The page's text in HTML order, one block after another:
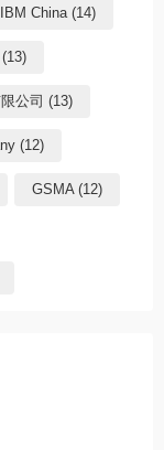
IBM China (14)
公司 (13)
(12)
GSMA (12)